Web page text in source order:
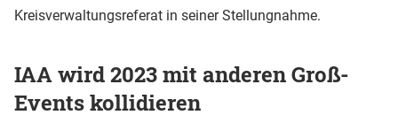
Kreisverwaltungsreferat in seiner Stellungnahme.
IAA wird 2023 mit anderen Groß-
Events kollidieren